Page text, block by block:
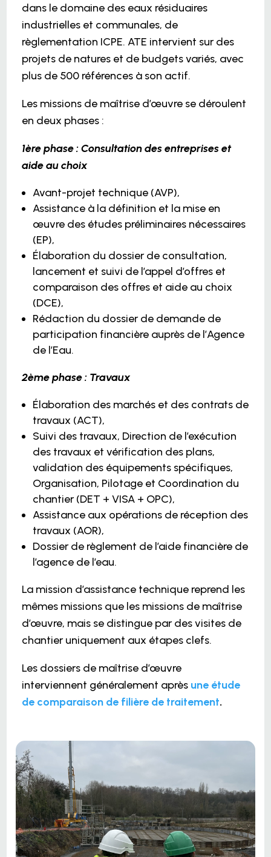
dans le domaine des eaux résiduaires
industrielles et communales, de
règlementation ICPE. ATE intervient sur des
projets de natures et de budgets variés, avec
plus de 500 références à son actif.
Les missions de maîtrise d’œuvre se déroulent
en deux phases :
1ère phase : Consultation des entreprises et
aide au choix
Avant-projet technique (AVP),
Assistance à la définition et la mise en
œuvre des études préliminaires nécessaires
(EP),
Élaboration du dossier de consultation,
lancement et suivi de l’appel d’offres et
comparaison des offres et aide au choix
(DCE),
Rédaction du dossier de demande de
participation financière auprès de l’Agence
de l’Eau.
2ème phase : Travaux
Élaboration des marchés et des contrats de
travaux (ACT),
Suivi des travaux, Direction de l’exécution
des travaux et vérification des plans,
validation des équipements spécifiques,
Organisation, Pilotage et Coordination du
chantier (DET + VISA + OPC),
Assistance aux opérations de réception des
travaux (AOR),
Dossier de règlement de l’aide financière de
l’agence de l’eau.
La mission d’assistance technique reprend les
mêmes missions que les missions de maîtrise
d’œuvre, mais se distingue par des visites de
chantier uniquement aux étapes clefs.
Les dossiers de maîtrise d’œuvre
interviennent généralement après une étude
de comparaison de filière de traitement.